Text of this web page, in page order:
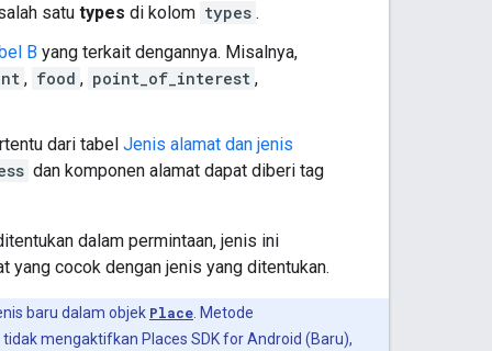
satu types di kolom types .
B yang terkait dengannya. Misalnya,
, food , point_of_interest ,
dari tabel Jenis alamat dan jenis
dan komponen alamat dapat diberi tag
dalam permintaan, jenis ini
yang cocok dengan jenis yang ditentukan.
baru dalam objek Place . Metode
tidak mengaktifkan Places SDK for Android (Baru),